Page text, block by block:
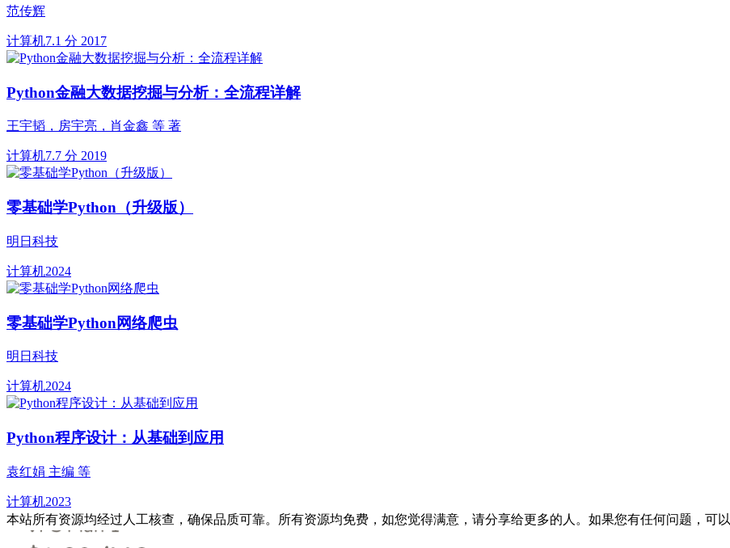
范传辉
计算机7.1 分 2017
Python金融大数据挖掘与分析：全流程详解
王宇韬，房宇亮，肖金鑫 等 著
计算机7.7 分 2019
零基础学Python（升级版）
明日科技
计算机2024
零基础学Python网络爬虫
明日科技
计算机2024
Python程序设计：从基础到应用
袁红娟 主编 等
计算机2023
本站所有资源均经过人工核查，确保品质可靠。所有资源均免费，如您觉得满意，请分享给更多的人。如果您有任何问题，可以